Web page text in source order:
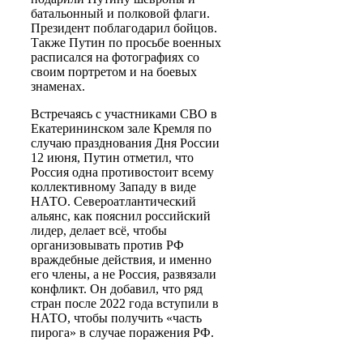
батальонный и полковой флаги.
Президент поблагодарил бойцов.
Также Путин по просьбе военных
расписался на фотографиях со
своим портретом и на боевых
знаменах.
Встречаясь с участниками СВО в
Екатерининском зале Кремля по
случаю празднования Дня России
12 июня, Путин отметил, что
Россия одна противостоит всему
коллективному Западу в виде
НАТО. Североатлантический
альянс, как пояснил российский
лидер, делает всё, чтобы
организовывать против РФ
враждебные действия, и именно
его члены, а не Россия, развязали
конфликт. Он добавил, что ряд
стран после 2022 года вступили в
НАТО, чтобы получить «часть
пирога» в случае поражения РФ.